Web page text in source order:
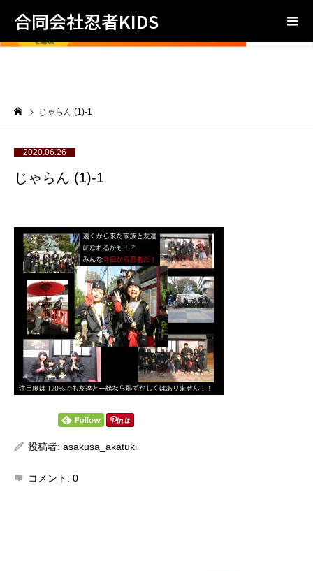
合同会社忍者KIDS
じゃらん (1)-1
2020.06.26
じゃらん (1)-1
投稿者: asakusa_akatuki
コメント: 0